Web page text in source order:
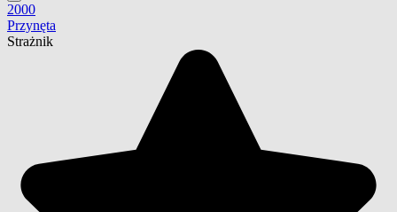
2000
Przynęta
Strażnik